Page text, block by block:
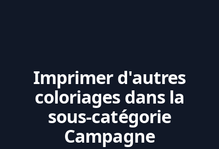
Imprimer d'autres
coloriages dans la
sous-catégorie
Campagne